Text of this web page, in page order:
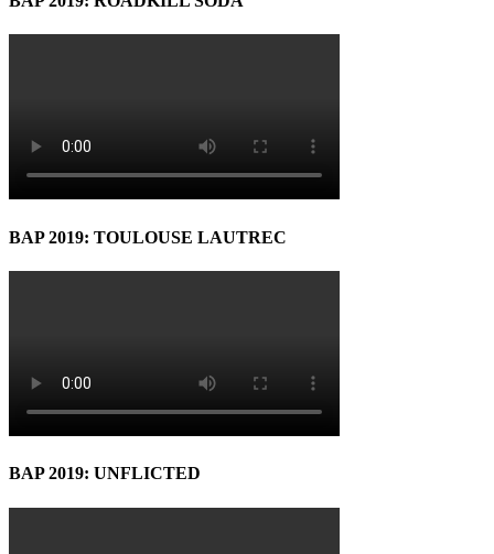
BAP 2019: TOULOUSE LAUTREC
BAP 2019: UNFLICTED